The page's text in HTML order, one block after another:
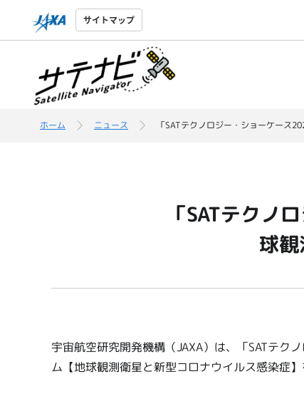
サイトマップ
ホーム ニュース 「SATテクノロジー・ショーケース
「SATテクノ
球
宇宙航空研究開発機構（JAXA）は、「SATテ
ム【地球観測衛星と新型コロナウイルス感染症